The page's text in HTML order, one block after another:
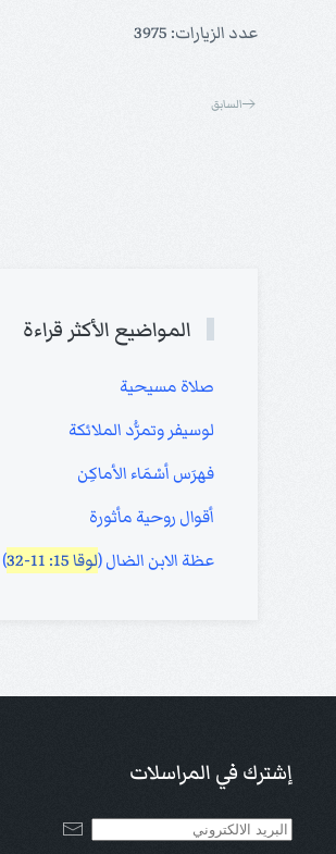
عدد الزيارات: 3975
السابق
المواضيع الأكثر قراءة
صلاة مسيحية
لوسيفر وتمرُّد الملائكة
فهرَس أسْمَاء الأماكِن
أقوال روحية مأثورة
عظة الابن الضال (لوقا 15: 11-32 )
إشترك في المراسلات